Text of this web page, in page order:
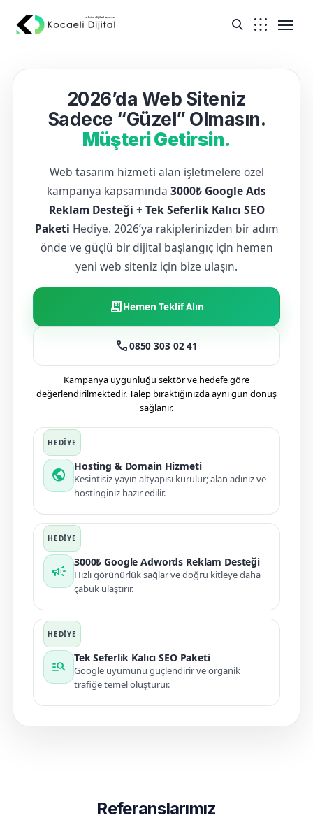
2026’da Web Siteniz
Sadece “Güzel” Olmasın.
Müşteri Getirsin.
Web tasarım hizmeti alan işletmelere özel
kampanya kapsamında 3000₺ Google Ads
Reklam Desteği + Tek Seferlik Kalıcı SEO
Paketi Hediye. 2026’ya rakiplerinizden bir adım
önde ve güçlü bir dijital başlangıç için hemen
yeni web siteniz için bize ulaşın.
receipt_longHemen Teklif Alın
call0850 303 02 41
Kampanya uygunluğu sektör ve hedefe göre
değerlendirilmektedir. Talep bıraktığınızda aynı gün dönüş
sağlanır.
public
Hosting & Domain Hizmeti
Kesintisiz yayın altyapısı kurulur; alan adınız ve
hostinginiz hazır edilir.
campaign
3000₺ Google Adwords Reklam Desteği
Hızlı görünürlük sağlar ve doğru kitleye daha
çabuk ulaştırır.
manage_search
Tek Seferlik Kalıcı SEO Paketi
Google uyumunu güçlendirir ve organik
trafiğe temel oluşturur.
Referanslarımız